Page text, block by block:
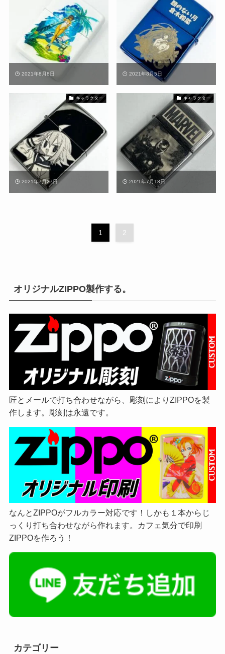
2021年8月8日 2021年8月5日
キャラクター
2021年7月27日
キャラクター
2021年7月18日
1 2
オリジナルZIPPO製作する。
匠とメールで打ち合わせながら、彫刻によりZIPPOを製
作します。彫刻は永遠です。
なんとZIPPOがフルカラー対応です！しかも１本からじ
っくり打ち合わせながら作れます。カフェ気分で印刷
ZIPPOを作ろう！
カテゴリー